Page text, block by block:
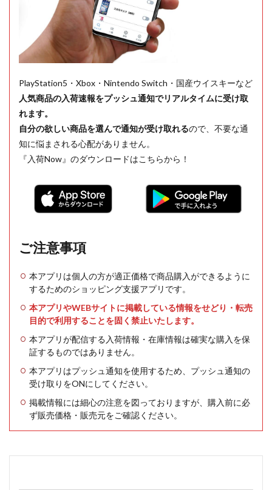
PlayStation5・Xbox・Nintendo Switch・国産ウイスキーなど
人気商品の入荷速報をプッシュ通知でリアルタイムに受け取
れます。
自分の欲しい商品を選んで通知が受け取れるので、不要な通
知に悩まされる心配がありません。
『入荷Now』のダウンロードはこちらから！
ご注意事項
本アプリは個人の方が適正価格で商品購入ができるように
するためのショッピング支援アプリです。
本アプリやWEBサイトに掲載している情報をせどり・転売
目的で利用することを固く禁止いたします。
本アプリが配信する入荷情報・在庫情報は確実な購入を保
証するものではありません。
本アプリはプッシュ通知を使用するため、プッシュ通知の
受け取りをONにしてください。
掲載情報には細心の注意を図っておりますが、購入前に必
ず販売価格・販売元をご確認ください。